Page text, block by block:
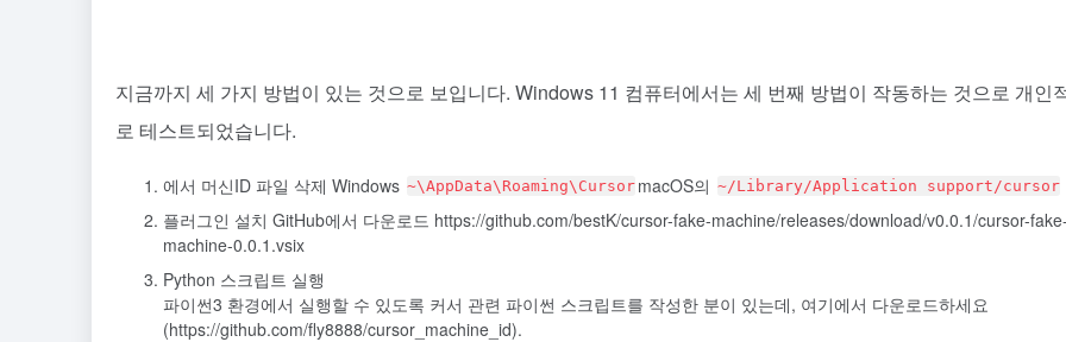
지금까지 세 가지 방법이 있는 것으로 보입니다. Windows 11 컴퓨터에서는 세 번째 방법이 작동하는 것으로 개인
로 테스트되었습니다.
에서 머신ID 파일 삭제 Windows ~\AppData\Roaming\Cursor macOS의 ~/Library/Application support/cursor
플러그인 설치 GitHub에서 다운로드 https://github.com/bestK/cursor-fake-machine/releases/download/v0.0.1/cursor-
machine-0.0.1.vsix
Python 스크립트 실행
파이썬3 환경에서 실행할 수 있도록 커서 관련 파이썬 스크립트를 작성한 분이 있는데, 여기에서 다운로드하세요
(https://github.com/fly8888/cursor_machine_id).